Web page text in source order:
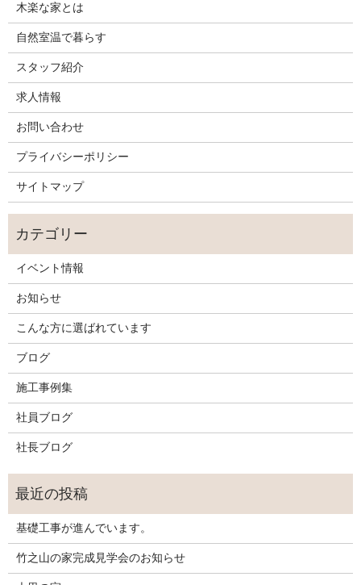
木楽な家とは
自然室温で暮らす
スタッフ紹介
求人情報
お問い合わせ
プライバシーポリシー
サイトマップ
イベント情報
お知らせ
こんな方に選ばれています
ブログ
施工事例集
社員ブログ
社長ブログ
基礎工事が進んでいます。
竹之山の家完成見学会のお知らせ